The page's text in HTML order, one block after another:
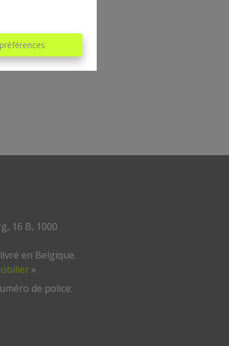
16 B, 1000
en Belgique.
»
de police: